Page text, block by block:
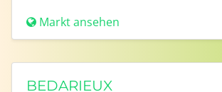
Markt ansehen
BEDARIEUX